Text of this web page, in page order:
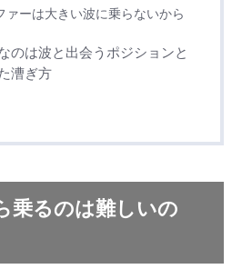
ァーは大きい波に乗らないから
のは波と出会うポジションと
漕ぎ方
乗るのは難しいの